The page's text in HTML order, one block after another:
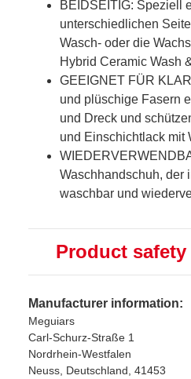
BEIDSEITIG: Speziell
unterschiedlichen
Wasch- oder die
Hybrid Ceramic Wash
GEEIGNET FÜR
und plüschige Fasern
und Dreck und
und Einschichtlack mit
Waschhandschuh, der
waschbar und
Product
Manufacturer information:
Meguiars
Carl-Schurz-Straße 1
Nordrhein-Westfalen
Neuss, Deutschland, 41453